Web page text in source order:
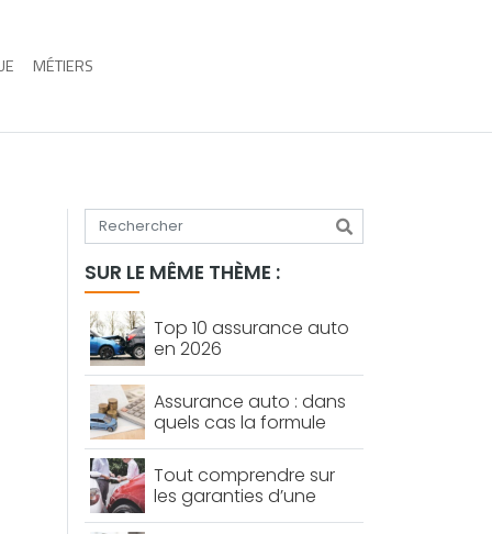
MÉTIERS
Tapez votre recherche
SUR LE MÊME THÈME :
Top 10 assurance auto
en 2026
Assurance auto : dans
quels cas la formule
« tiers plus » est-elle
vraiment intéressante ?
Tout comprendre sur
les garanties d’une
assurance auto